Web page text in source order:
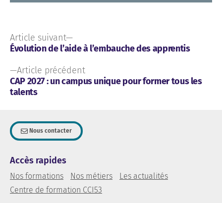
Article précédent
CAP 2027 : un campus unique pour former tous les
talents
Article suivant
Évolution de l’aide à l’embauche des apprentis
Nous contacter
Accès rapides
Nos formations Nos métiers
Les actualités
Centre de formation CCI53